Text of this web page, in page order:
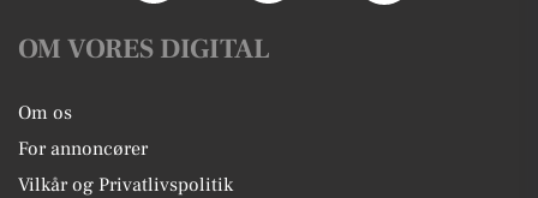
OM VORES DIGITAL
Om os
For annoncører
Vilkår og Privatlivspolitik